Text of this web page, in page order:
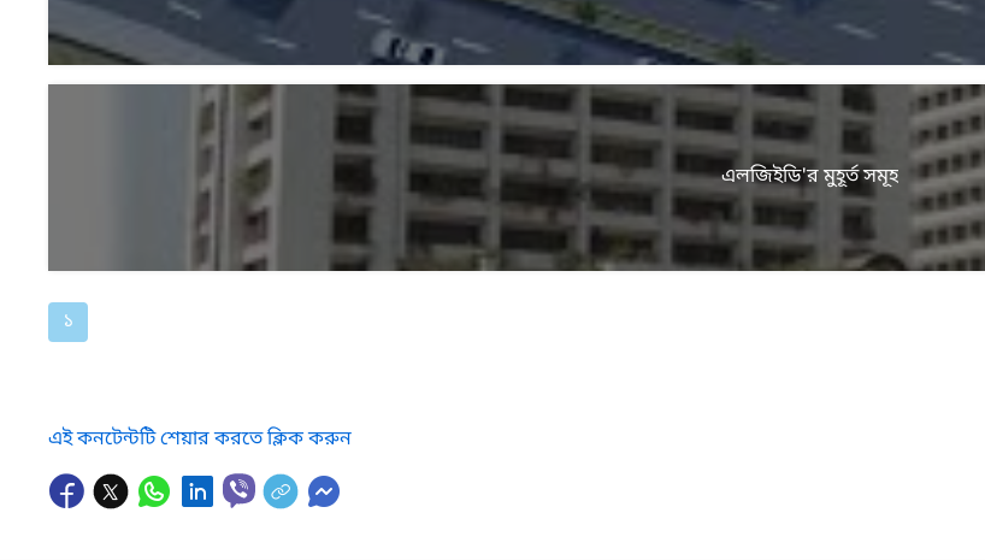
এলজিইডি'র মুহূর্ত সমূহ
১
এই কনটেন্টটি শেয়ার করতে ক্লিক করুন